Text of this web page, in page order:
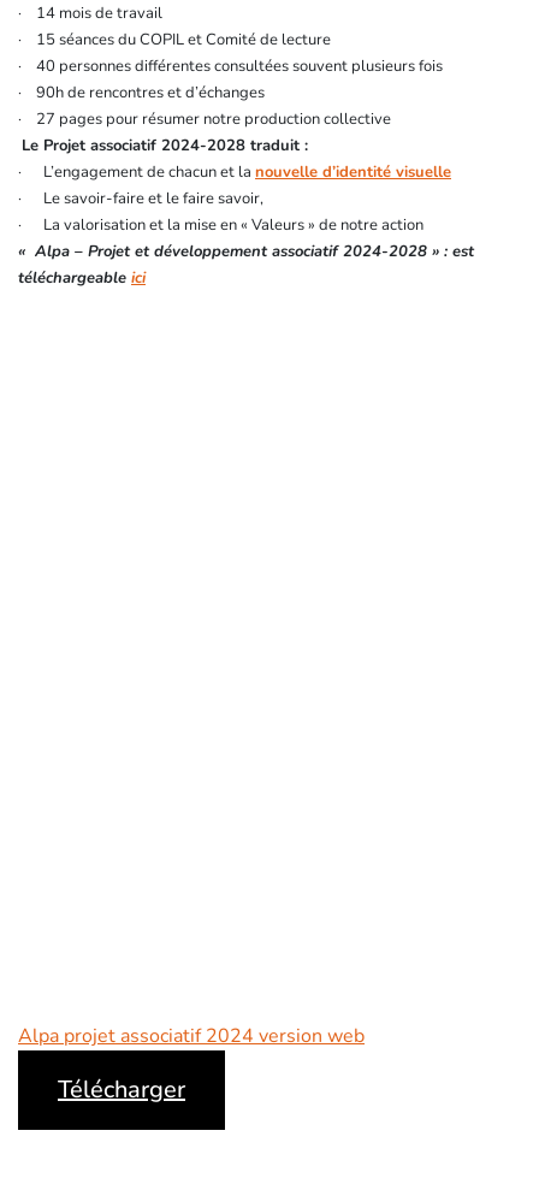
· 14 mois de travail
· 15 séances du COPIL et Comité de lecture
· 40 personnes différentes consultées souvent plusieurs fois
· 90h de rencontres et d’échanges
· 27 pages pour résumer notre production collective
Le Projet associatif 2024-2028 traduit :
· L’engagement de chacun et la nouvelle d’identité visuelle
· Le savoir-faire et le faire savoir,
· La valorisation et la mise en « Valeurs » de notre action
« Alpa – Projet et développement associatif 2024-2028 » : est
téléchargeable ici
Alpa projet associatif 2024 version web
Télécharger